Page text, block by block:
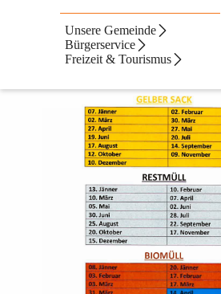
Unsere Gemeinde
Bürgerservice
Freizeit & Tourismus
Müllinformation